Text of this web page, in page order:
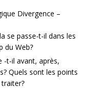
Divergence –
se passe-t-il dans les
du Web?
-t-il avant, après,
Quels sont les points